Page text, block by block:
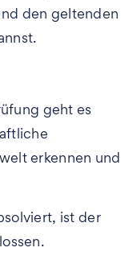
den geltenden
geht es
erkennen und
ist der